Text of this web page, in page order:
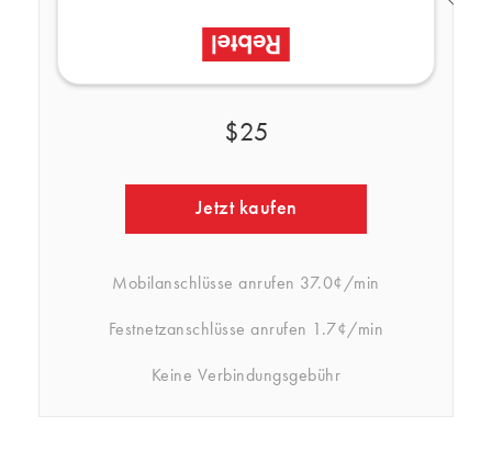
$25
Jetzt kaufen
Mobilanschlüsse anrufen 37.0¢/min
Festnetzanschlüsse anrufen 1.7¢/min
Keine Verbindungsgebühr